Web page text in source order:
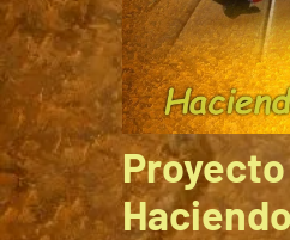
Proyecto